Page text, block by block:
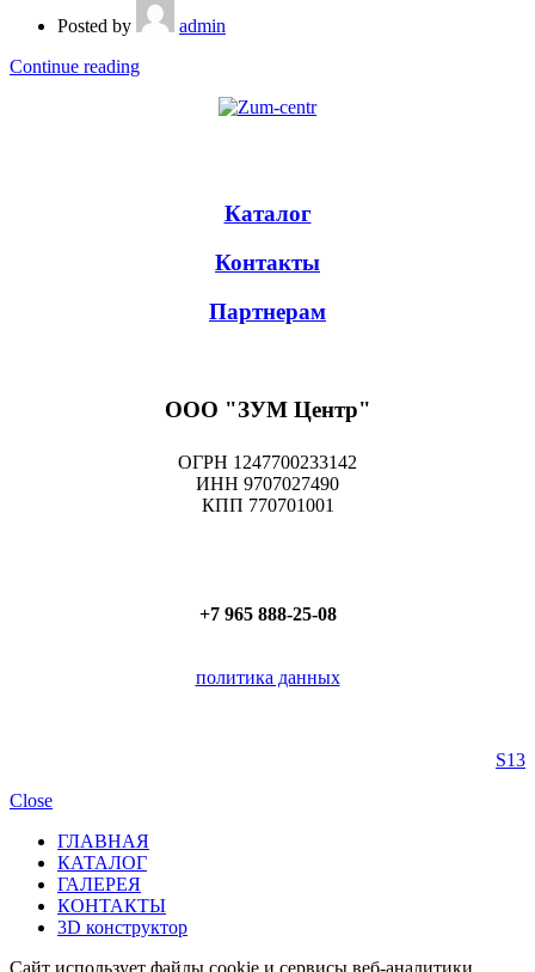
Posted by
admin
Continue reading
Каталог
Контакты
Партнерам
ООО "ЗУМ Центр"
ОГРН 1247700233142
ИНН 9707027490
КПП 770701001
+7 965 888-25-08
политика данных
S13
Close
ГЛАВНАЯ
КАТАЛОГ
ГАЛЕРЕЯ
КОНТАКТЫ
3D конструктор
Cайт использует файлы cookie и сервисы веб-аналитики